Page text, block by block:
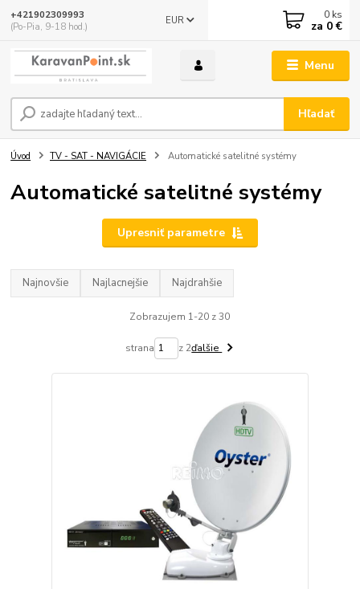
Menu
EUR
Hľadať
+421902309993
(Po-Pia, 9-18 hod.)
0 ks
za 0 €
Úvod TV - SAT - NAVIGÁCIE Automatické satelitné systémy
Automatické satelitné systémy
Upresniť parametre
Najnovšie Najlacnejšie Najdrahšie
Zobrazujem 1-20 z 30
strana z 2ďalšie